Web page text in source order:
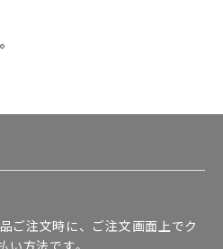
ご注文時に、ご注文画面上でク
方法です。